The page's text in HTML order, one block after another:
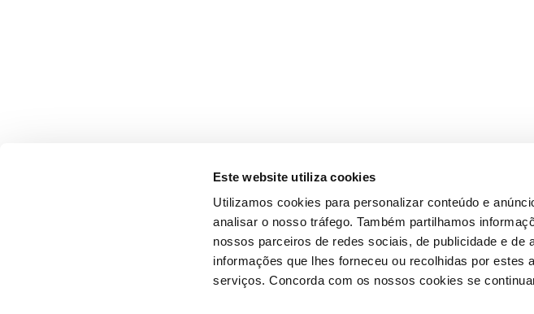
Este website utiliza cookies
Utilizamos cookies para personalizar conteúdo e
analisar o nosso tráfego. Também partilhamos
nossos parceiros de redes sociais, de publicidade e de
informações que lhes forneceu ou recolhidas por estes
serviços. Concorda com os nossos cookies se